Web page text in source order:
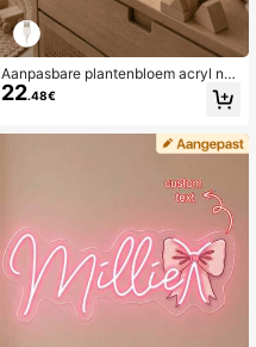
Aanpasbare plantenbloem acryl na
chtlamp met naam, USB-aangedrev
en, zachte warme verlichting voor s
22.48€